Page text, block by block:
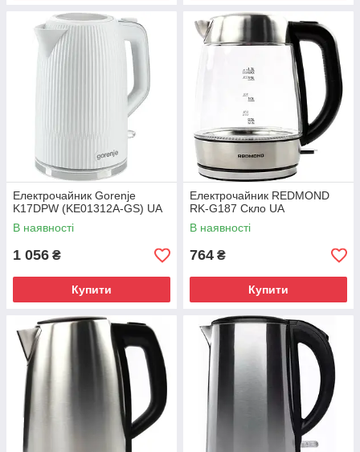
Електрочайник Gorenje
K17DPW (KE01312A-GS) UA
В наявності
1 056 ₴
Купити
Електрочайник REDMOND
RK-G187 Скло UA
В наявності
764 ₴
Купити